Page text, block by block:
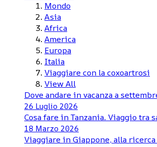
Mondo
Asia
Africa
America
Europa
Italia
Viaggiare con la coxoartrosi
View All
Dove andare in vacanza a
26 Luglio 2026
Cosa fare in Tanzania. Viaggio
18 Marzo 2026
Viaggiare in Giappone, alla